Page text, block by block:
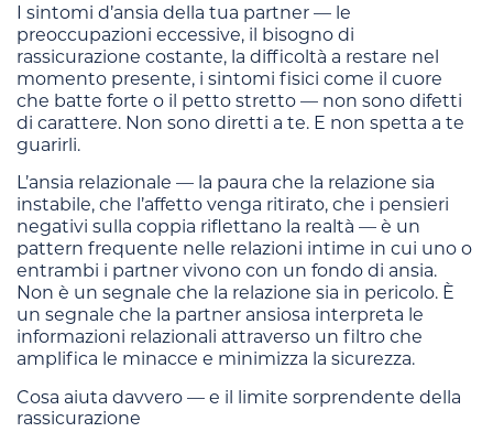
I sintomi d’ansia della tua partner — le
preoccupazioni eccessive, il bisogno di
rassicurazione costante, la difficoltà a restare nel
momento presente, i sintomi fisici come il cuore
che batte forte o il petto stretto — non sono difetti
di carattere. Non sono diretti a te. E non spetta a te
guarirli.
L’ansia relazionale — la paura che la relazione sia
instabile, che l’affetto venga ritirato, che i pensieri
negativi sulla coppia riflettano la realtà — è un
pattern frequente nelle relazioni intime in cui uno o
entrambi i partner vivono con un fondo di ansia.
Non è un segnale che la relazione sia in pericolo. È
un segnale che la partner ansiosa interpreta le
informazioni relazionali attraverso un filtro che
amplifica le minacce e minimizza la sicurezza.
Cosa aiuta davvero — e il limite sorprendente della
rassicurazione